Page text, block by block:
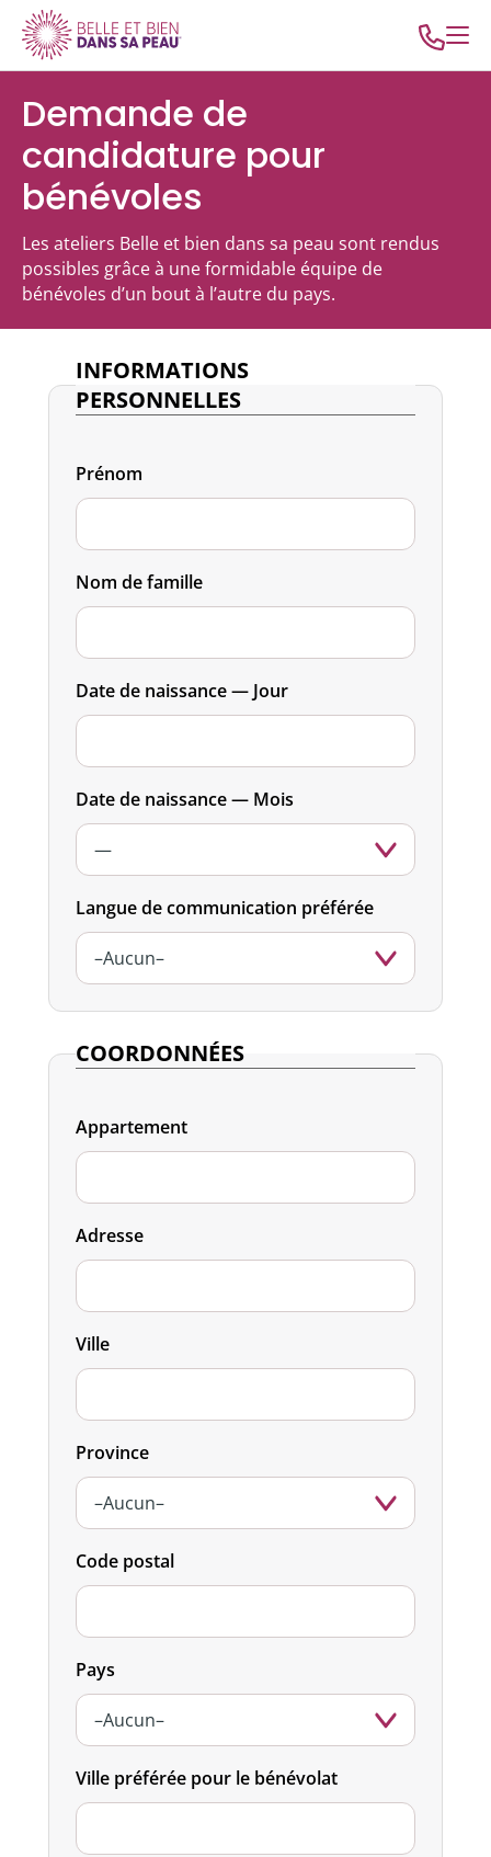
Demande de
candidature pour
bénévoles
Les ateliers Belle et bien dans sa peau sont rendus
possibles grâce à une formidable équipe de
bénévoles d’un bout à l’autre du pays.
INFORMATIONS
PERSONNELLES
Prénom
Nom de famille
Date de naissance — Jour
Date de naissance — Mois
Langue de communication préférée
COORDONNÉES
Appartement
Adresse
Ville
Province
Code postal
Pays
Ville préférée pour le bénévolat